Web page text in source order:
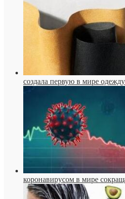
создала первую в мире
коронавирусом в мире